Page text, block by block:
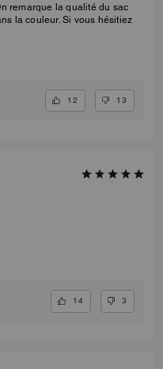
remarque la qualité du sac
la couleur. Si vous hésitiez
12 13
14 3